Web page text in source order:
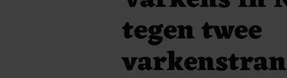
tegen twee